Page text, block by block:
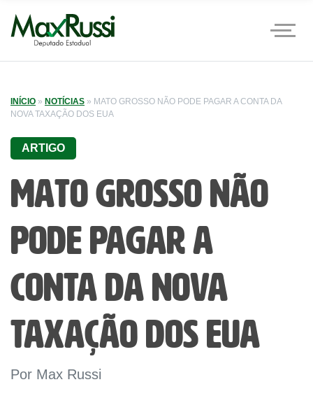
INÍCIO » NOTÍCIAS » MATO GROSSO NÃO PODE PAGAR A CONTA DA
NOVA TAXAÇÃO DOS EUA
ARTIGO
Mato Grosso não
pode pagar a
conta da nova
taxação dos EUA
Por Max Russi